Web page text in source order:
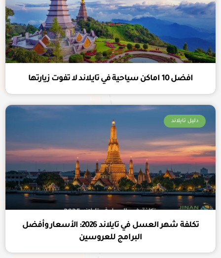
افضل 10 اماكن سياحية في تايلاند لا تفوت زيارتها
دليل تايلاند
تكلفة شهر العسل في تايلاند 2026: الأسعار وأفضل
البرامج للعروسين